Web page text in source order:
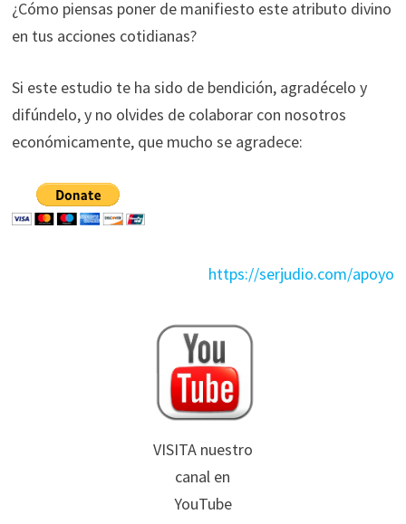
¿Cómo piensas poner de manifiesto este atributo divino
en tus acciones cotidianas?
Si este estudio te ha sido de bendición, agradécelo y
difúndelo, y no olvides de colaborar con nosotros
económicamente, que mucho se agradece:
https://serjudio.com/apoyo
VISITA nuestro
canal en
YouTube